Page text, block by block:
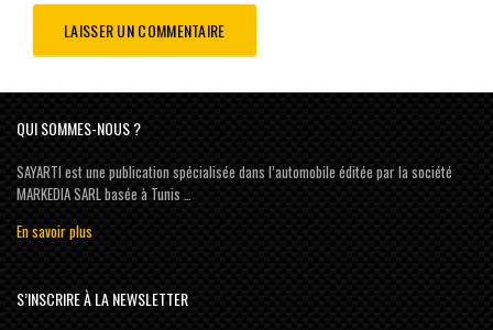
QUI SOMMES-NOUS ?
SAYARTI est une publication spécialisée dans l’automobile éditée par la société
MARKEDIA SARL basée à Tunis …
En savoir plus
S’INSCRIRE À LA NEWSLETTER